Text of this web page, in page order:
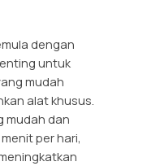
dengan
untuk
mudah
alat khusus.
mudah dan
per hari,